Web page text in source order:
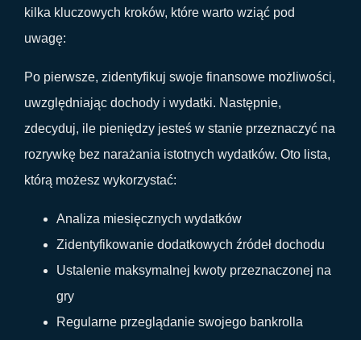
kilka kluczowych kroków, które warto wziąć pod
uwagę:
Po pierwsze, zidentyfikuj swoje finansowe możliwości,
uwzględniając dochody i wydatki. Następnie,
zdecyduj, ile pieniędzy jesteś w stanie przeznaczyć na
rozrywkę bez narażania istotnych wydatków. Oto lista,
którą możesz wykorzystać:
Analiza miesięcznych wydatków
Zidentyfikowanie dodatkowych źródeł dochodu
Ustalenie maksymalnej kwoty przeznaczonej na
gry
Regularne przeglądanie swojego bankrolla